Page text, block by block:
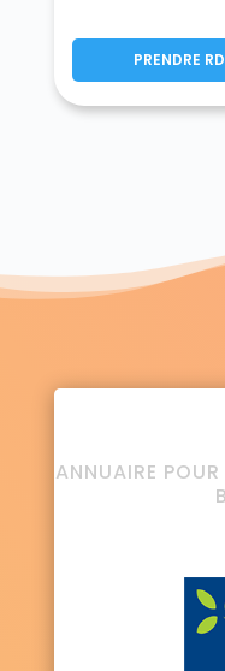
PRENDRE
ANNUAIRE